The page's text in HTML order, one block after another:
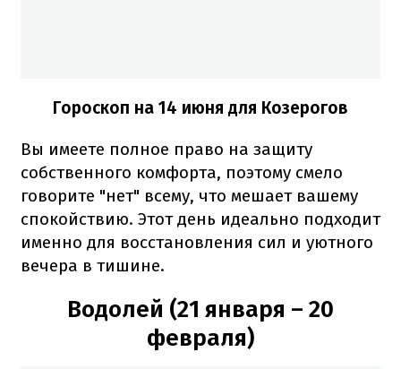
Гороскоп на 14 июня для Козерогов
Вы имеете полное право на защиту
собственного комфорта, поэтому смело
говорите "нет" всему, что мешает вашему
спокойствию. Этот день идеально подходит
именно для восстановления сил и уютного
вечера в тишине.
Водолей (21 января – 20
февраля)